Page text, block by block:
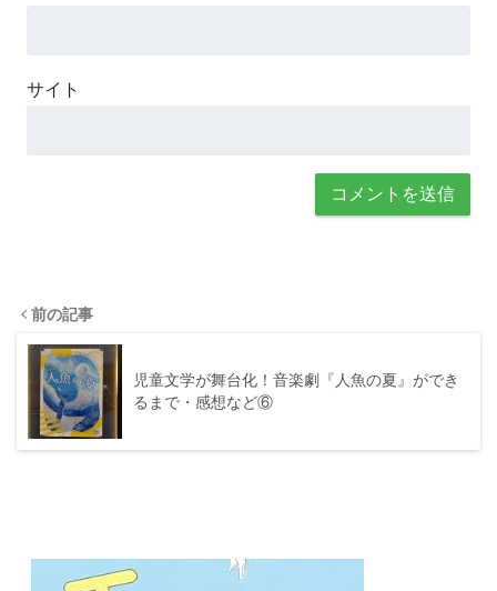
サイト
前の記事
児童文学が舞台化！音楽劇『人魚の夏』ができ
るまで・感想など⑥